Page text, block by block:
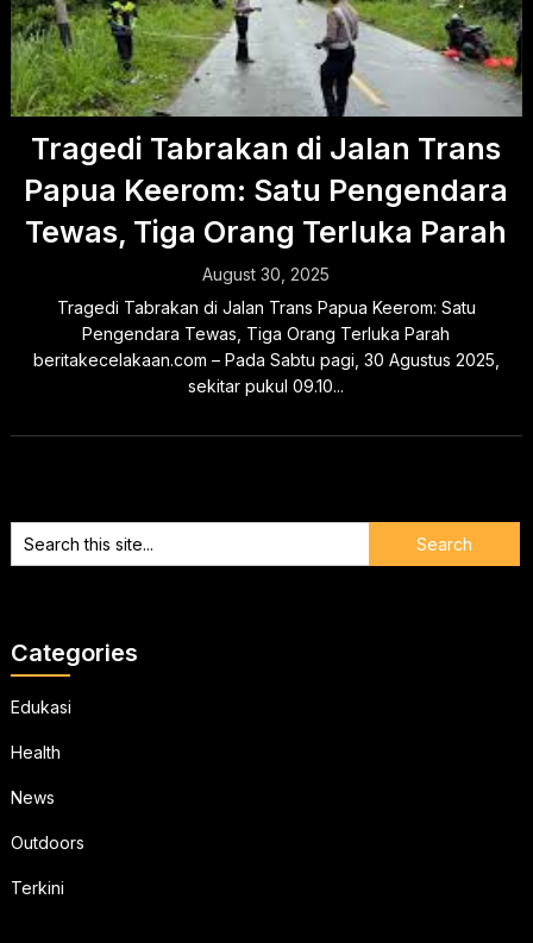
Tragedi Tabrakan di Jalan Trans
Papua Keerom: Satu Pengendara
Tewas, Tiga Orang Terluka Parah
August 30, 2025
Tragedi Tabrakan di Jalan Trans Papua Keerom: Satu
Pengendara Tewas, Tiga Orang Terluka Parah
beritakecelakaan.com – Pada Sabtu pagi, 30 Agustus 2025,
sekitar pukul 09.10...
Categories
Edukasi
Health
News
Outdoors
Terkini